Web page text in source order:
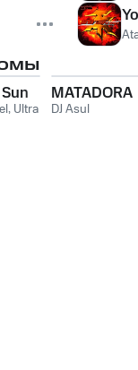
, Ultra
MATADORA
DJ Asul